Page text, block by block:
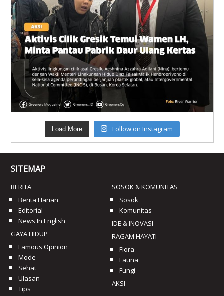
Load More Follow on Instagram
SITEMAP
BERITA
Berita Harian
Editorial
News In English
GAYA HIDUP
Famous Opinion
Mode
Sehat
Ulasan
Tips
SOSOK & KOMUNITAS
Sosok
Komunitas
IDE & INOVASI
RAGAM HAYATI
Flora
Fauna
Fungi
AKSI